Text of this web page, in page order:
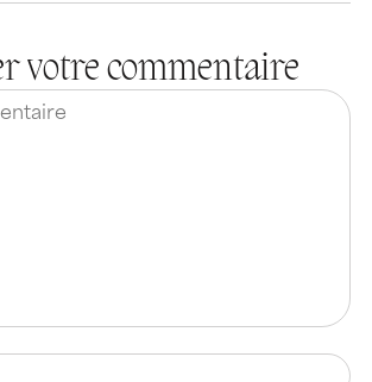
votre commentaire